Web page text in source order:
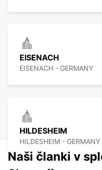
EISENACH
EISENACH - GERMANY
HILDESHEIM
HILDESHEIM - GERMANY
Naši članki v